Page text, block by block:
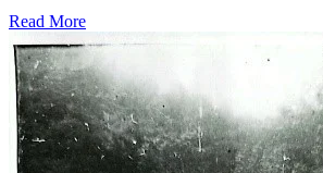
Read More